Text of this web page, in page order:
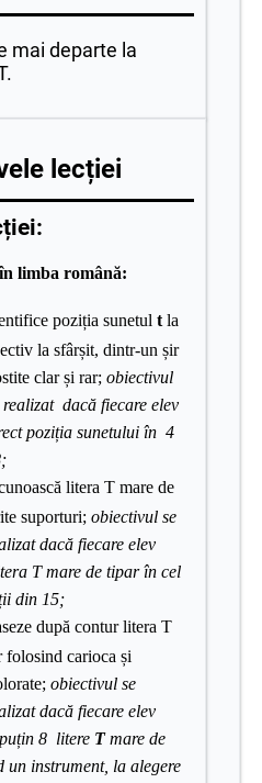
mai departe la
lecției
limba română:
poziția sunetul t la
la sfârșit, dintr-un șir
clar și rar; obiectivul
realizat dacă fiecare elev
poziția sunetului în 4
litera T mare de
suporturi; obiectivul se
dacă fiecare elev
T mare de tipar în cel
din 15;
după contur litera T
folosind carioca și
obiectivul se
dacă fiecare elev
8 litere Tmare de
un instrument, la alegere